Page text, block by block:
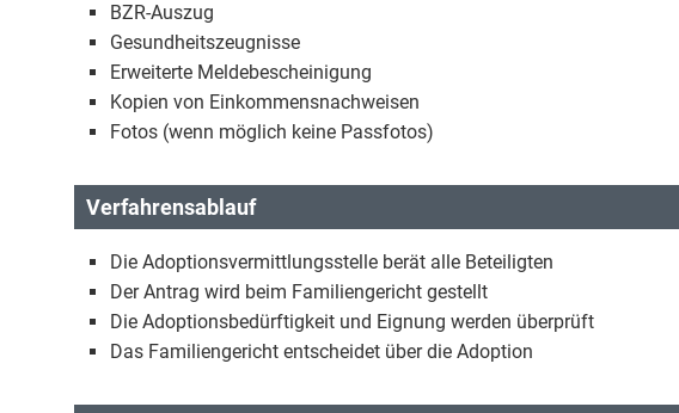
BZR-Auszug
Gesundheitszeugnisse
Erweiterte Meldebescheinigung
Kopien von Einkommensnachweisen
Fotos (wenn möglich keine Passfotos)
Verfahrensablauf
Die Adoptionsvermittlungsstelle berät alle Beteiligten
Der Antrag wird beim Familiengericht gestellt
Die Adoptionsbedürftigkeit und Eignung werden überprüft
Das Familiengericht entscheidet über die Adoption